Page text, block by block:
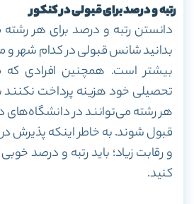
رتبه و درصد برای قبولی در کنکور
دانستن رتبه و درصد برای هر
بدانید شانس قبولی در کدام شهر و
بیشتر است. همچنین افرادی که
تحصیلی خود هزینه پرداخت نکنند
هر رشته می‌توانند در دانشگاه‌های
قبول شوند. به خاطر اینکه پذیرش
و رقابت زیاد؛ باید رتبه و درصد
کنید.